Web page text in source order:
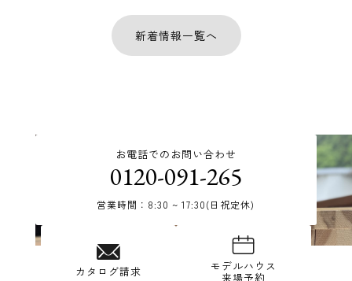
新着情報一覧へ
お電話でのお問い合わせ
0120-091-265
営業時間：8:30 ~ 17:30(日祝定休)
カタログ請求 モデルハウス
来場予約